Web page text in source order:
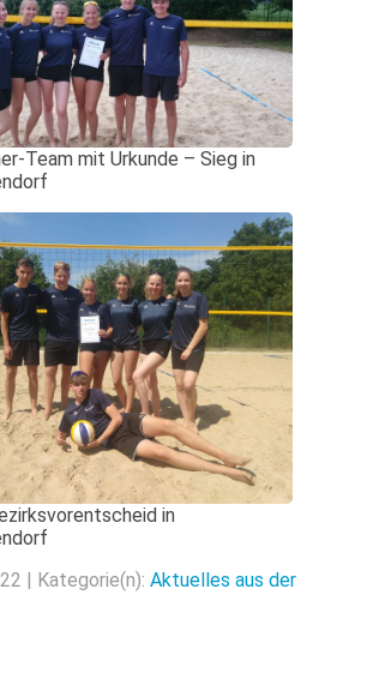
Team mit Urkunde – Sieg in
in
| Kategorie(n):Aktuelles aus der